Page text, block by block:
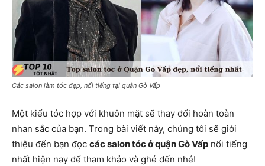
Các salon làm tóc đẹp, nổi tiếng tại quận Gò Vấp
Một kiểu tóc hợp với khuôn mặt sẽ thay đổi hoàn toàn
nhan sắc của bạn. Trong bài viết này, chúng tôi sẽ giới
thiệu đến bạn đọc các salon tóc ở quận Gò Vấp nổi tiếng
nhất hiện nay để tham khảo và ghé đến nhé!